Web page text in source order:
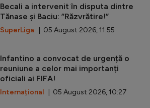
Becali a intervenit în disputa dintre
Tănase și Baciu: ”Răzvrătire!”
SuperLiga | 05 August 2026, 11:55
Infantino a convocat de urgență o
reuniune a celor mai importanți
oficiali ai FIFA!
Internațional | 05 August 2026, 10:27